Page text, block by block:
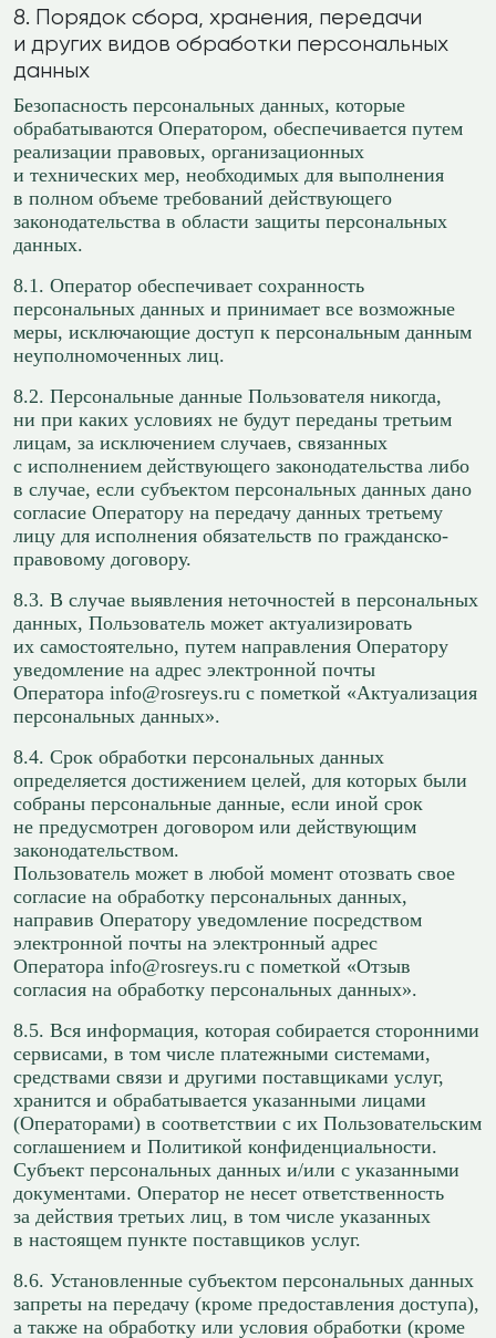
8. Порядок сбора, хранения, передачи
и других видов обработки персональных
данных
Безопасность персональных данных, которые
обрабатываются Оператором, обеспечивается путем
реализации правовых, организационных
и технических мер, необходимых для выполнения
в полном объеме требований действующего
законодательства в области защиты персональных
данных.
8.1. Оператор обеспечивает сохранность
персональных данных и принимает все возможные
меры, исключающие доступ к персональным данным
неуполномоченных лиц.
8.2. Персональные данные Пользователя никогда,
ни при каких условиях не будут переданы третьим
лицам, за исключением случаев, связанных
с исполнением действующего законодательства либо
в случае, если субъектом персональных данных дано
согласие Оператору на передачу данных третьему
лицу для исполнения обязательств по гражданско-
правовому договору.
8.3. В случае выявления неточностей в персональных
данных, Пользователь может актуализировать
их самостоятельно, путем направления Оператору
уведомление на адрес электронной почты
Оператора info@rosreys.ru с пометкой «Актуализация
персональных данных».
8.4. Срок обработки персональных данных
определяется достижением целей, для которых были
собраны персональные данные, если иной срок
не предусмотрен договором или действующим
законодательством.
Пользователь может в любой момент отозвать свое
согласие на обработку персональных данных,
направив Оператору уведомление посредством
электронной почты на электронный адрес
Оператора info@rosreys.ru с пометкой «Отзыв
согласия на обработку персональных данных».
8.5. Вся информация, которая собирается сторонними
сервисами, в том числе платежными системами,
средствами связи и другими поставщиками услуг,
хранится и обрабатывается указанными лицами
(Операторами) в соответствии с их Пользовательским
соглашением и Политикой конфиденциальности.
Субъект персональных данных и/или с указанными
документами. Оператор не несет ответственность
за действия третьих лиц, в том числе указанных
в настоящем пункте поставщиков услуг.
8.6. Установленные субъектом персональных данных
запреты на передачу (кроме предоставления доступа),
а также на обработку или условия обработки (кроме